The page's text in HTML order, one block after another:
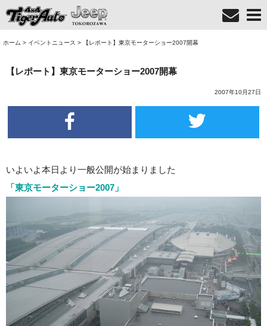
ホーム > イベントニュース > 【レポート】東京モーターショー2007開幕
【レポート】東京モーターショー2007開幕
2007年10月27日
いよいよ本日より一般公開が始まりました
「東京モーターショー2007」